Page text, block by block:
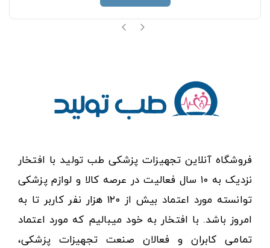
فروشگاه آنلاین تجهیزات پزشکی طب تولید با افتخار
نزدیک به ۱۰ سال فعالیت در عرصه کالا و لوازم پزشکی
توانسته مورد اعتماد بیش از ۱۲۰ هزار نفر کاربر تا به
امروز باشد. با افتخار به خود میبالیم که مورد اعتماد
تمامی کابران و فعالان صنعت تجهیزات پزشکی،